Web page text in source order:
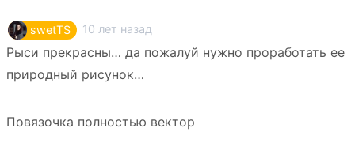
swetTS 10 лет назад
Рыси прекрасны… да пожалуй нужно проработать ее
природный рисунок…
Повязочка полностью вектор